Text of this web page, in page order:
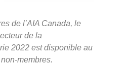
de l’AIA Canada, le
de la
2022 est disponible au
membres.